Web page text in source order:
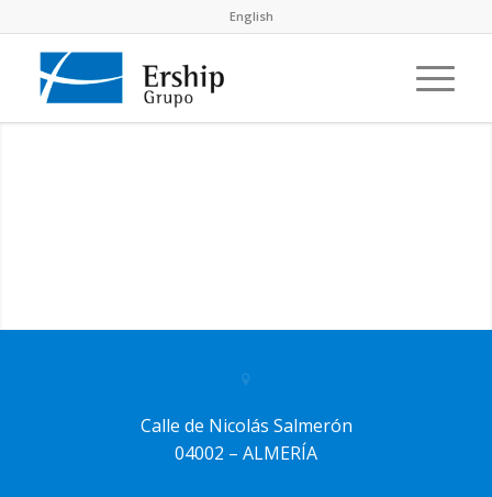
English
Calle de Nicolás Salmerón
04002 – ALMERÍA